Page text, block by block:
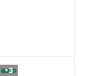
+3